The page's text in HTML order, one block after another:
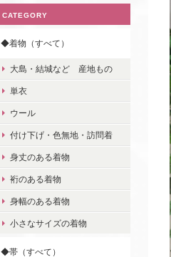
CATEGORY
◆着物（すべて）
大島・結城など 産地もの
単衣
ウール
付け下げ・色無地・訪問着
身丈のある着物
裄のある着物
身幅のある着物
小さなサイズの着物
◆帯（すべて）